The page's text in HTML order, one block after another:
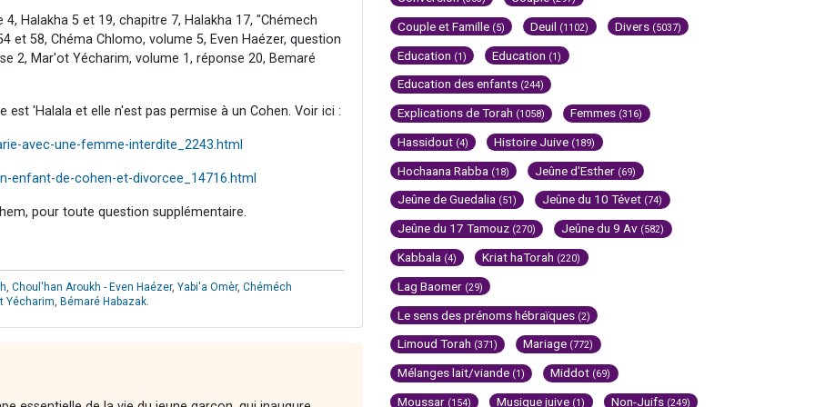
Halakha 5 et 19, chapitre 7, Halakha 17, "Chémech
et 58, Chéma Chlomo, volume 5, Even Haézer, question
2, Mar'ot Yécharim, volume 1, réponse 20, Bemaré
'Halala et elle n'est pas permise à un Cohen. Voir ici :
avec-une-femme-interdite_2243.html
de-cohen-et-divorcee_14716.html
pour toute question supplémentaire.
Choul'han Aroukh - Even Haézer, Yabi'a Omèr, Chéméch
Yécharim Bémaré Habazak
Couple et Famille (5) Deuil (1102) Divers (5037)
Education (1) Education (1)
Education des enfants (244)
Explications de Torah (1058) Femmes (316)
Hassidout (4) Histoire Juive (189)
Hochaana Rabba (18) Jeûne d'Esther (69)
Jeûne de Guedalia (51) Jeûne du 10 Tévet (74)
Jeûne du 17 Tamouz (270) Jeûne du 9 Av (582)
Kabbala (4) Kriat haTorah (220)
Lag Baomer (29)
Le sens des prénoms hébraïques (2)
Limoud Torah (371) Mariage (772)
Mélanges lait/viande (1) Middot (69)
Moussar (154) Musique juive (1) Non-Juifs (249)